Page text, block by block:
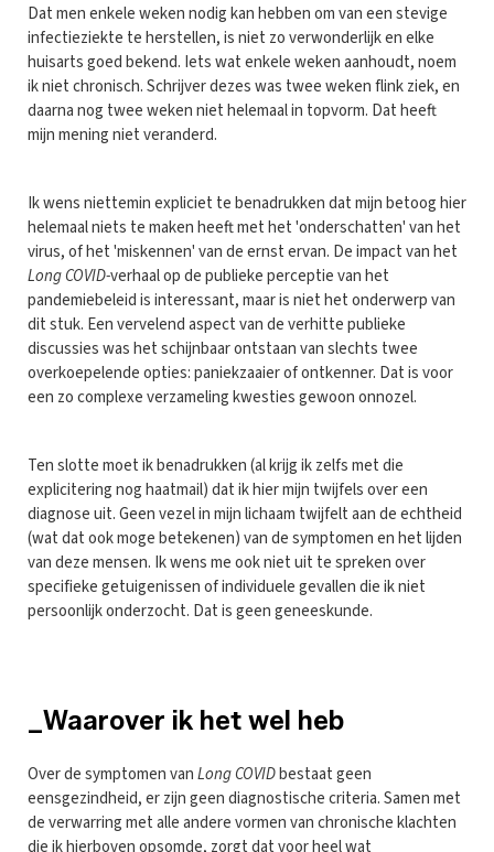
Dat men enkele weken nodig kan hebben om van een stevige
infectieziekte te herstellen, is niet zo verwonderlijk en elke
huisarts goed bekend. Iets wat enkele weken aanhoudt, noem
ik niet chronisch. Schrijver dezes was twee weken flink ziek, en
daarna nog twee weken niet helemaal in topvorm. Dat heeft
mijn mening niet veranderd.
Ik wens niettemin expliciet te benadrukken dat mijn betoog hier
helemaal niets te maken heeft met het 'onderschatten' van het
virus, of het 'miskennen' van de ernst ervan. De impact van het
Long COVID-verhaal op de publieke perceptie van het
pandemiebeleid is interessant, maar is niet het onderwerp van
dit stuk. Een vervelend aspect van de verhitte publieke
discussies was het schijnbaar ontstaan van slechts twee
overkoepelende opties: paniekzaaier of ontkenner. Dat is voor
een zo complexe verzameling kwesties gewoon onnozel.
Ten slotte moet ik benadrukken (al krijg ik zelfs met die
explicitering nog haatmail) dat ik hier mijn twijfels over een
diagnose uit. Geen vezel in mijn lichaam twijfelt aan de echtheid
(wat dat ook moge betekenen) van de symptomen en het lijden
van deze mensen. Ik wens me ook niet uit te spreken over
specifieke getuigenissen of individuele gevallen die ik niet
persoonlijk onderzocht. Dat is geen geneeskunde.
_Waarover ik het wel heb
Over de symptomen vanLong COVIDbestaat geen
eensgezindheid, er zijn geen diagnostische criteria. Samen met
de verwarring met alle andere vormen van chronische klachten
die ik hierboven opsomde, zorgt dat voor heel wat